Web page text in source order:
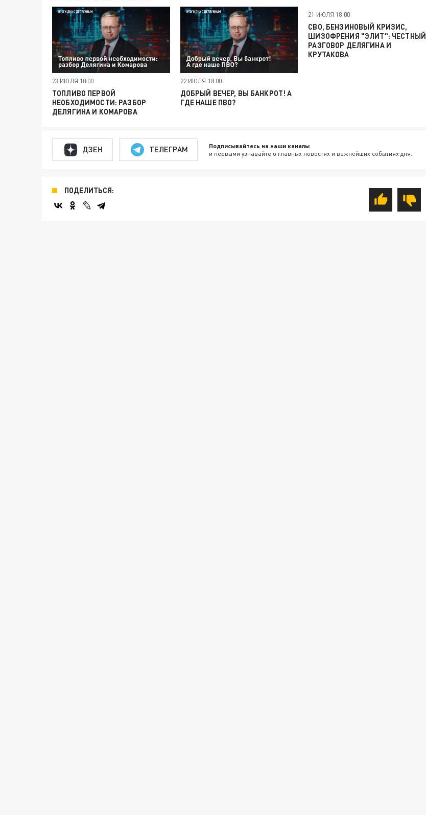
23 ИЮЛЯ 18:00
ТОПЛИВО ПЕРВОЙ
НЕОБХОДИМОСТИ: РАЗБОР
ДЕЛЯГИНА И КОМАРОВА
22 ИЮЛЯ 18:00
ДОБРЫЙ ВЕЧЕР, ВЫ БАНКРОТ! А
ГДЕ НАШЕ ПВО?
21 ИЮЛЯ 18:00
СВО, БЕНЗИНОВЫЙ КРИЗИС,
ШИЗОФРЕНИЯ "ЭЛИТ": ЧЕСТНЫЙ
РАЗГОВОР ДЕЛЯГИНА И
КРУТАКОВА
ДЗЕН ТЕЛЕГРАМ Подписывайтесь на наши каналы
и первыми узнавайте о главных новостях и важнейших событиях дня.
ПОДЕЛИТЬСЯ: